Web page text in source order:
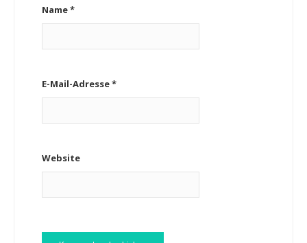
Name*
E-Mail-Adresse*
Website